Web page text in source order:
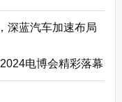
深蓝汽车加速布局
电博会精彩落幕